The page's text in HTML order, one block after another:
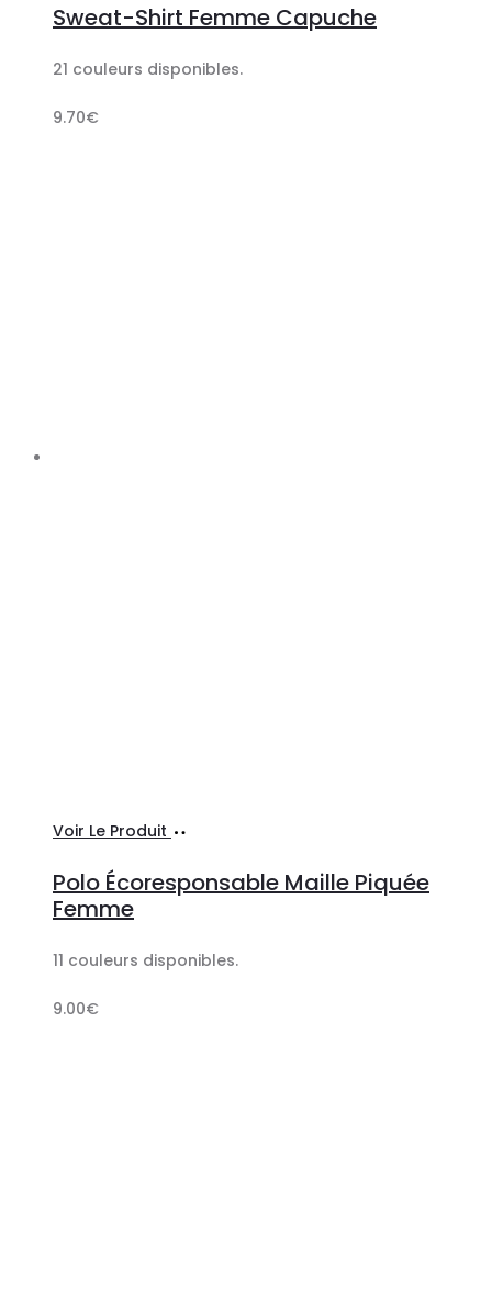
panier
Sweat-Shirt Femme Capuche
21 couleurs disponibles.
9.70€
Voir Le Produit
panier
Polo Écoresponsable Maille Piquée
Femme
11 couleurs disponibles.
9.00€